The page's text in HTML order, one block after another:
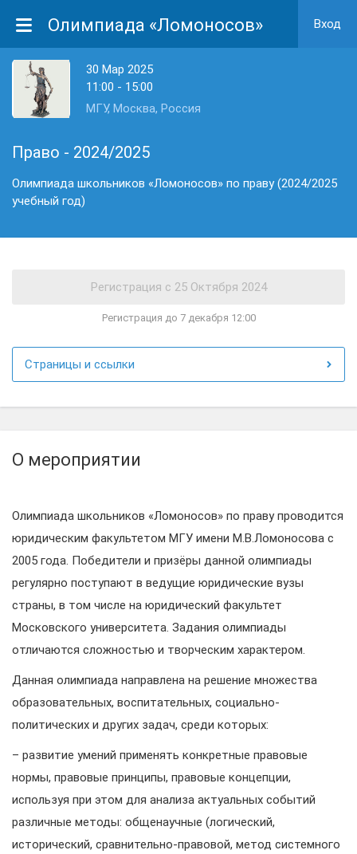
Олимпиада «Ломоносов» Вход
30 Мар 2025
11:00 - 15:00
МГУ, Москва, Россия
Право - 2024/2025
Олимпиада школьников «Ломоносов» по праву (2024/2025
учебный год)
Регистрация до 7 декабря 12:00
Страницы и ссылки
О мероприятии
Олимпиада школьников «Ломоносов» по праву проводится
юридическим факультетом МГУ имени М.В.Ломоносова с
2005 года. Победители и призёры данной олимпиады
регулярно поступают в ведущие юридические вузы
страны, в том числе на юридический факультет
Московского университета. Задания олимпиады
отличаются сложностью и творческим характером.
Данная олимпиада направлена на решение множества
образовательных, воспитательных, социально-
политических и других задач, среди которых:
– развитие умений применять конкретные правовые
нормы, правовые принципы, правовые концепции,
используя при этом для анализа актуальных событий
различные методы: общенаучные (логический,
исторический, сравнительно-правовой, метод системного